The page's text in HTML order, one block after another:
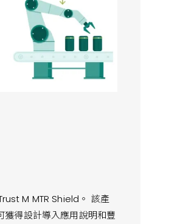
M MTR Shield。 該產
得設計導入應用說明和豐